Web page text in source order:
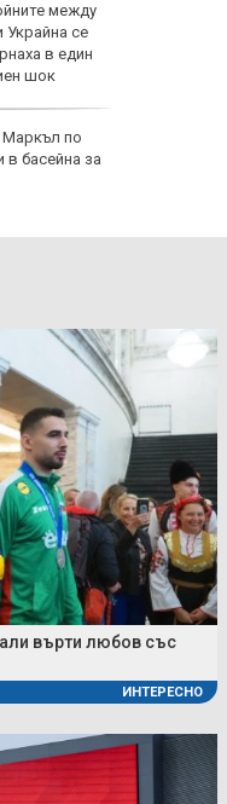
между
Украйна се
в един
шок
Маркъл по
в басейна за
върти любов със
ИНТЕРЕСНО